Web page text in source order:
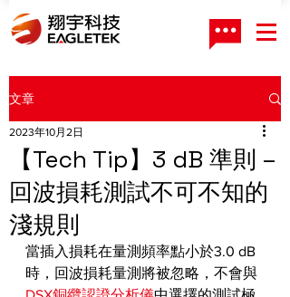
文章
【Tech Tip】3 dB 準則 –
回波損耗測試不可不知的
淺規則
2023年10月2日
當插入損耗在量測頻率點小於3.0 dB
時，回波損耗量測將被忽略，不會與